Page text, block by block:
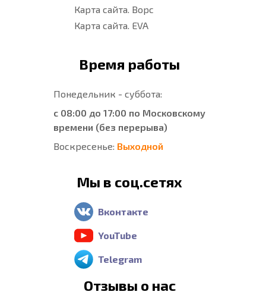
Карта сайта. Ворс
Карта сайта. EVA
Время работы
Понедельник - суббота:
с 08:00 до 17:00 по Московскому
времени (без перерыва)
Воскресенье: Выходной
Мы в соц.сетях
Вконтакте
YouTube
Telegram
Отзывы о нас